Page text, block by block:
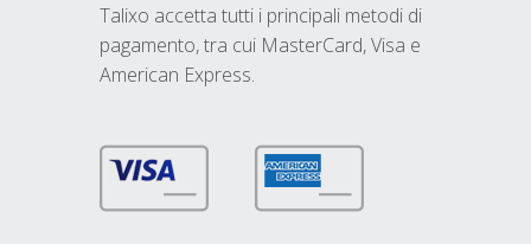
Talixo accetta tutti i principali metodi di
pagamento, tra cui MasterCard, Visa e
American Express.